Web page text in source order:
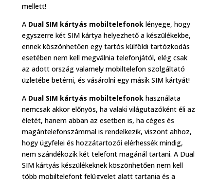
mellett!
A Dual SIM kártyás mobiltelefonoklényege, hogy
egyszerre két SIM kártya helyezhető a készülékekbe,
ennek köszönhetően egy tartós külföldi tartózkodás
esetében nem kell megválnia telefonjától, elég csak
az adott ország valamely mobiltelefon szolgáltató
üzletébe betérni, és vásárolni egy másik SIM kártyát!
A Dual SIM kártyás mobiltelefonokhasználata
nemcsak akkor előnyös, ha valaki világutazóként éli az
életét, hanem abban az esetben is, ha céges és
magántelefonszámmal is rendelkezik, viszont ahhoz,
hogy ügyfelei és hozzátartozói elérhessék mindig,
nem szándékozik két telefont magánál tartani. A Dual
SIM kártyás készülékeknek köszönhetően nem kell
több mobiltelefont felügyelet alatt tartania és a